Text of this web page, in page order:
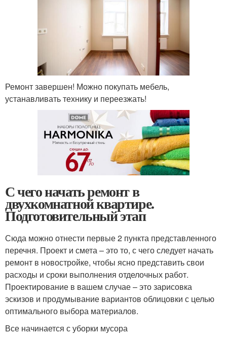
Ремонт завершен! Можно покупать мебель,
устанавливать технику и переезжать!
С чего начать ремонт в
двухкомнатной квартире.
Подготовительный этап
Сюда можно отнести первые 2 пункта представленного
перечня. Проект и смета – это то, с чего следует начать
ремонт в новостройке, чтобы ясно представить свои
расходы и сроки выполнения отделочных работ.
Проектирование в вашем случае – это зарисовка
эскизов и продумывание вариантов облицовки с целью
оптимального выбора материалов.
Все начинается с уборки мусора